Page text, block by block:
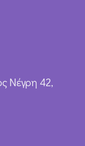
Νέγρη 42,